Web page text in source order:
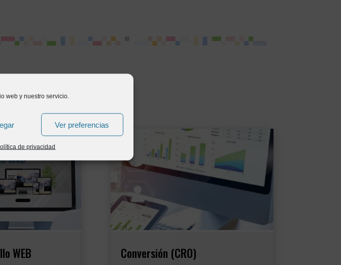
web y nuestro servicio.
Ver preferencias
de privacidad
WEB Conversión (CRO)